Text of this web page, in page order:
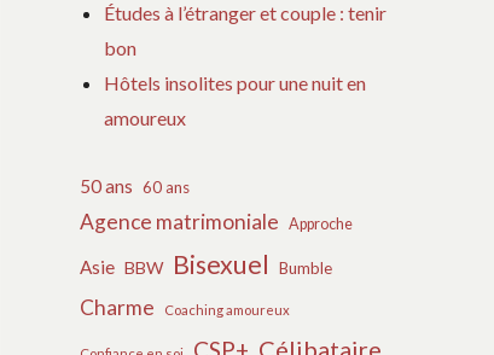
Études à l’étranger et couple : tenir
bon
Hôtels insolites pour une nuit en
amoureux
50 ans 60 ans
Agence matrimoniale Approche
Asie BBW Bisexuel Bumble
Charme Coaching amoureux
Célibataire